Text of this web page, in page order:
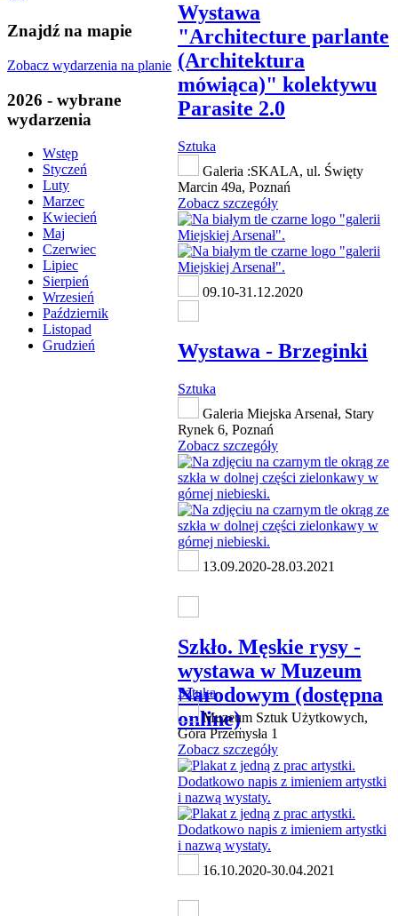
Znajdź na mapie
Zobacz wydarzenia na planie
2026 - wybrane
wydarzenia
Wstęp
Styczeń
Luty
Marzec
Kwiecień
Maj
Czerwiec
Lipiec
Sierpień
Wrzesień
Październik
Listopad
Grudzień
Wystawa
"Architecture parlante
(Architektura
mówiąca)" kolektywu
Parasite 2.0
Sztuka
Galeria :SKALA, ul. Święty
Marcin 49a, Poznań
Zobacz szczegóły
09.10-31.12.2020
Wystawa - Brzeginki
Sztuka
Galeria Miejska Arsenał, Stary
Rynek 6, Poznań
Zobacz szczegóły
13.09.2020-28.03.2021
Szkło. Męskie rysy -
wystawa w Muzeum
Narodowym (dostępna
online)
Sztuka
Muzeum Sztuk Użytkowych,
Góra Przemysła 1
Zobacz szczegóły
16.10.2020-30.04.2021